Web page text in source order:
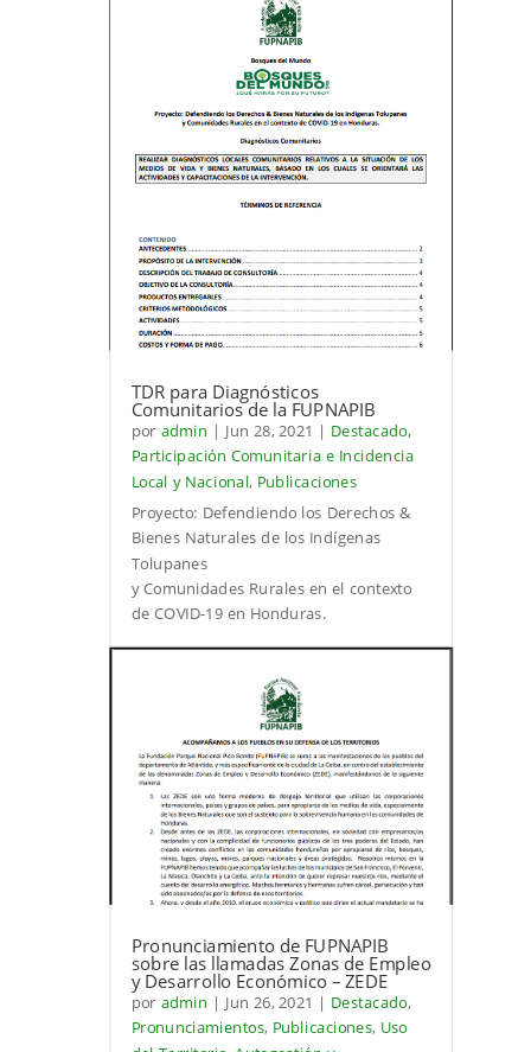
TDR para Diagnósticos
Comunitarios de la FUPNAPIB
por admin | Jun 28, 2021 | Destacado,
Participación Comunitaria e Incidencia
Local y Nacional, Publicaciones
Proyecto: Defendiendo los Derechos &
Bienes Naturales de los Indígenas
Tolupanes
y Comunidades Rurales en el contexto
de COVID-19 en Honduras.
Pronunciamiento de FUPNAPIB
sobre las llamadas Zonas de Empleo
y Desarrollo Económico – ZEDE
por admin | Jun 26, 2021 | Destacado,
Pronunciamientos, Publicaciones, Uso